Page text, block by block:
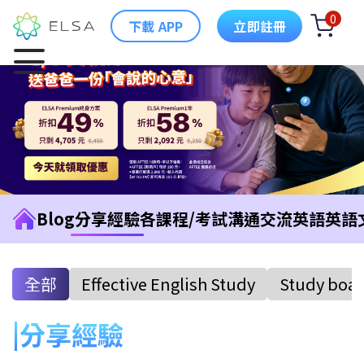
下載 APP 立即註冊 0
Blog分享經驗各課程/考試溝通交流英語英語
全部 Effective English Study Study
分享經驗